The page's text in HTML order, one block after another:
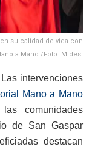
su calidad de vida con
a Mano./Foto: Mides.
intervenciones
Mano a Mano
comunidades
de San Gaspar
destacan